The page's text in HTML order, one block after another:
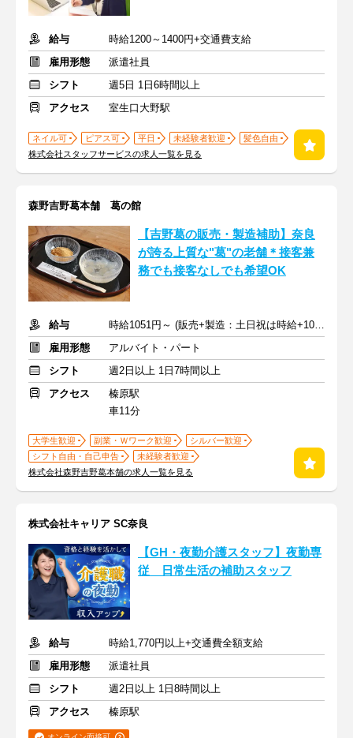
給与
時給1200～1400円+交通費支給
雇用形態
派遣社員
シフト
週5日 1日6時間以上
アクセス
室生口大野駅
ネイル可 ピアス可 平日 未経験者歓迎
髪色自由
株式会社スタッフサービスの求人一覧を見る
森野吉野葛本舗 葛の館
【吉野葛の販売・製造補助】奈良
が誇る上質な"葛"の老舗＊接客兼
務でも接客なしでも希望OK
給与
時給1051円～ (販売+製造：土日祝は時給+100円) ※交通費支給
雇用形態
アルバイト・パート
シフト
週2日以上 1日7時間以上
アクセス
榛原駅
車11分
大学生歓迎 副業・Ｗワーク歓迎
シルバー歓迎
シフト自由・自己申告
未経験者歓迎
株式会社森野吉野葛本舗の求人一覧を見る
株式会社キャリア SC奈良
【GH・夜勤介護スタッフ】夜勤専
従 日常生活の補助スタッフ
給与
時給1,770円以上+交通費全額支給
雇用形態
派遣社員
シフト
週2日以上 1日8時間以上
アクセス
榛原駅